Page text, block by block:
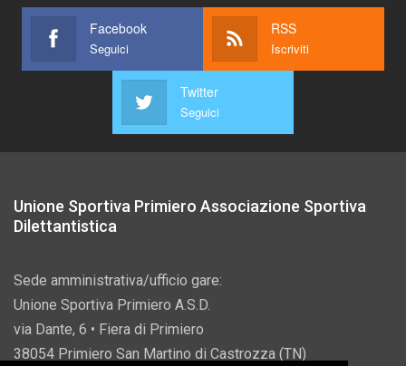
Facebook
Seguici
RSS
Iscriviti
Twitter
Seguici
Unione Sportiva Primiero Associazione Sportiva
Dilettantistica
Sede amministrativa/ufficio gare:
Unione Sportiva Primiero A.S.D.
via Dante, 6 • Fiera di Primiero
38054 Primiero San Martino di Castrozza (TN)